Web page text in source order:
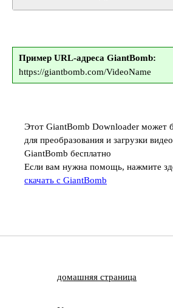
Пример URL-адреса GiantBomb:
https://giantbomb.com/VideoName
Этот GiantBomb Downloader может
для преобразования и загрузки
GiantBomb бесплатно
Если вам нужна помощь, нажмите
скачать с GiantBomb
домашняя страница